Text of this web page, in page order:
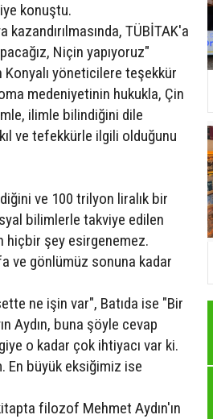
konuştu.
TÜBİTAK'a
Niçin yapıyoruz"
yöneticilere teşekkür
medeniyetinin hukukla, Çin
ilimle bilindiğini dile
ve tefekkürle ilgili olduğunu
ve 100 trilyon liralık bir
bilimlerle takviye edilen
hiçbir şey esirgenemez.
ve gönlümüz sonuna kadar
ne işin var", Batıda ise "Bir
Aydın, buna şöyle cevap
o kadar çok ihtiyacı var ki.
En büyük eksiğimiz ise
filozof Mehmet Aydın'ın